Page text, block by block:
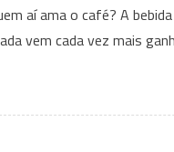
aí ama o café? A
vem cada vez mais